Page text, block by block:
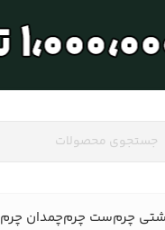
چرمست چرمچمدان چرم